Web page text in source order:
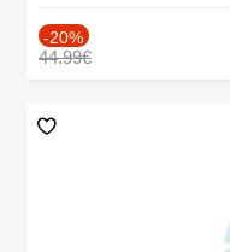
-20%
44.99€